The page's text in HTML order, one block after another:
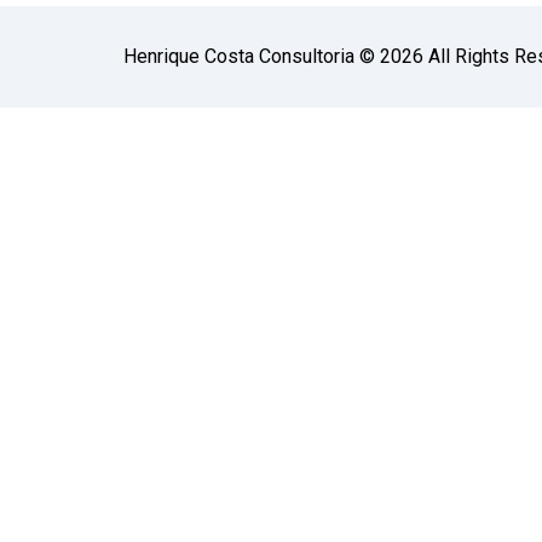
Henrique Costa Consultoria © 2026 All Rights